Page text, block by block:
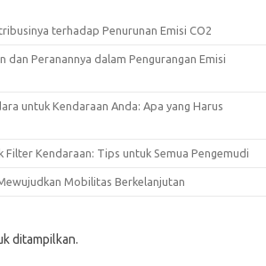
terhadap Penurunan Emisi CO2
dan Peranannya dalam Pengurangan Emisi
untuk Kendaraan Anda: Apa yang Harus
Filter Kendaraan: Tips untuk Semua Pengemudi
Mobilitas Berkelanjutan
ditampilkan.